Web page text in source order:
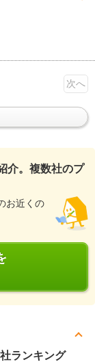
次へ
介。複数社のプ
お近くの
ランキング